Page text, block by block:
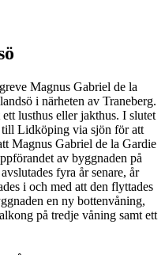
Magnus Gabriel de la
i närheten av Traneberg.
lusthus eller jakthus. I slutet
till Lidköping via sjön för att
Magnus Gabriel de la Gardie
av byggnaden på
fyra år senare, år
i och med att den flyttades
en ny bottenvåning,
på tredje våning samt ett